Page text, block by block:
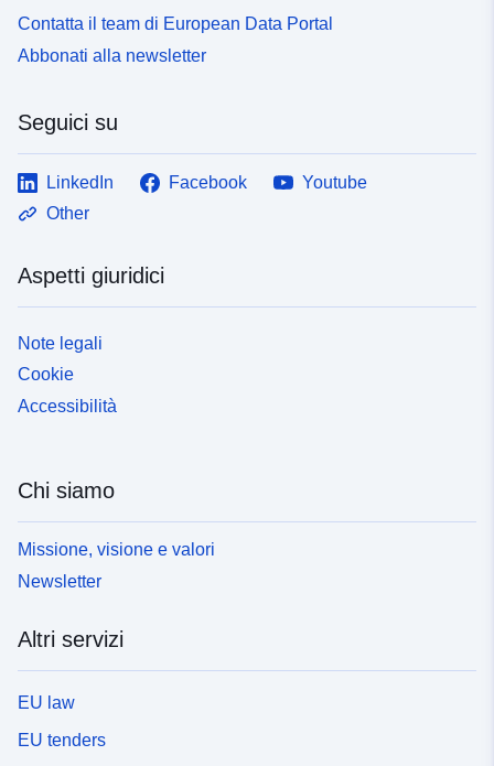
Contatta il team di European Data Portal
Abbonati alla newsletter
Seguici su
LinkedIn Facebook
Youtube
Other
Aspetti giuridici
Note legali
Cookie
Accessibilità
Chi siamo
Missione, visione e valori
Newsletter
Altri servizi
EU law
EU tenders